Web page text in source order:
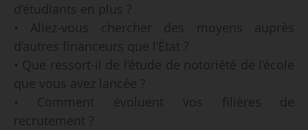
d’étudiants en plus ?
• Allez-vous chercher des moyens auprès
d’autres financeurs que l’État ?
• Que ressort-il de l’étude de notoriété de l’école
que vous avez lancée ?
• Comment évoluent vos filières de
recrutement ?